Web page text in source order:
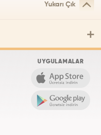
Yukarı Çık
UYGULAMALAR